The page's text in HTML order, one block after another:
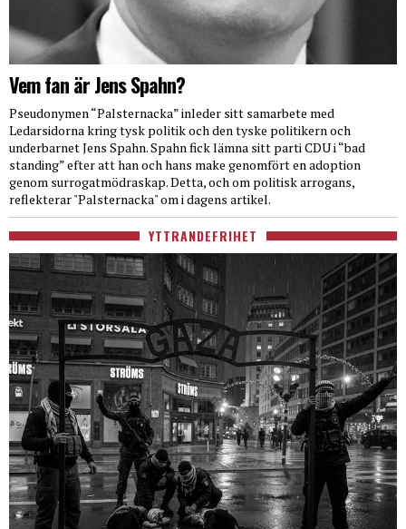
Vem fan är Jens Spahn?
Pseudonymen “Palsternacka” inleder sitt samarbete med
Ledarsidorna kring tysk politik och den tyske politikern och
underbarnet Jens Spahn. Spahn fick lämna sitt parti CDU i “bad
standing” efter att han och hans make genomfört en adoption
genom surrogatmödraskap. Detta, och om politisk arrogans,
reflekterar "Palsternacka" om i dagens artikel.
YTTRANDEFRIHET